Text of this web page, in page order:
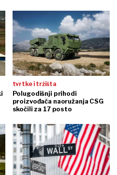
tvrtke i tržišta
Polugodišnji prihodi
proizvođača naoružanja CSG
skočili za 17 posto